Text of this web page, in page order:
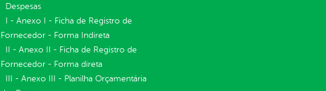
Despesas
I - Anexo I - Ficha de Registro de
Fornecedor - Forma Indireta
II - Anexo II - Ficha de Registro de
Fornecedor - Forma direta
III - Anexo III - Planilha Orçamentária